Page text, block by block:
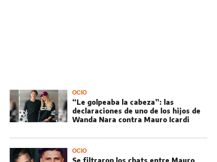
OCIO
“Le golpeaba la cabeza”: las
declaraciones de uno de los hijos de
Wanda Nara contra Mauro Icardi
OCIO